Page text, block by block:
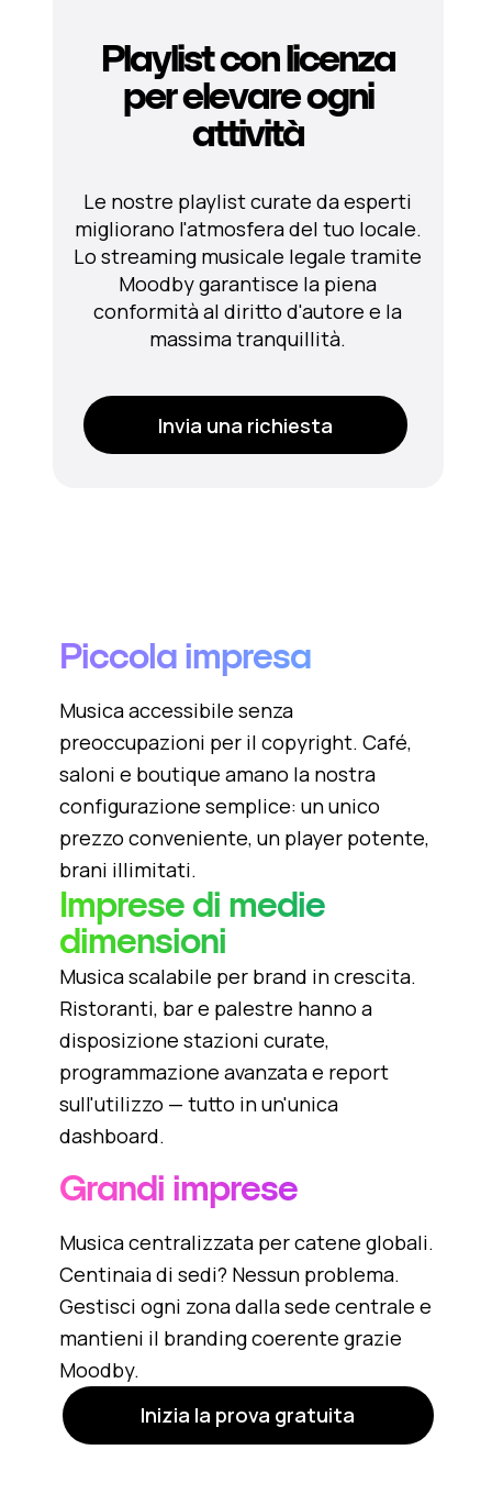
Invia una richiesta
Le nostre playlist curate da esperti
migliorano l'atmosfera del tuo locale.
Lo streaming musicale legale tramite
Moodby garantisce la piena
conformità al diritto d'autore e la
massima tranquillità.
Playlist con licenza
per elevare ogni
attività
Piccola impresa
Musica accessibile senza
preoccupazioni per il copyright. Café,
saloni e boutique amano la nostra
configurazione semplice: un unico
prezzo conveniente, un player potente,
brani illimitati.
Imprese di medie
dimensioni
Musica scalabile per brand in crescita.
Ristoranti, bar e palestre hanno a
disposizione stazioni curate,
programmazione avanzata e report
sull'utilizzo — tutto in un'unica
dashboard.
Grandi imprese
Musica centralizzata per catene globali.
Centinaia di sedi? Nessun problema.
Gestisci ogni zona dalla sede centrale e
mantieni il branding coerente grazie
Moodby.
Inizia la prova gratuita